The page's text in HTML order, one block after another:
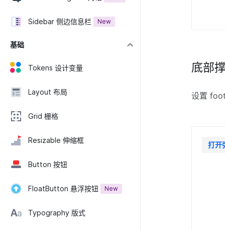
Sidebar 侧边信息栏 New
基础
Tokens 设计变量
Layout 布局
Grid 栅格
Resizable 伸缩框
Button 按钮
FloatButton 悬浮按钮 New
Typography 版式
底部
设置
打开